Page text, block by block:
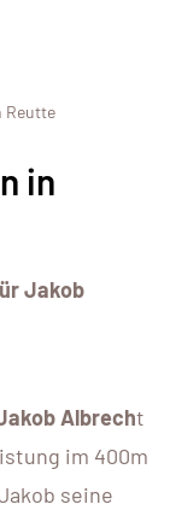
Reutte
in
Jakob
Albrecht
im 400m
seine